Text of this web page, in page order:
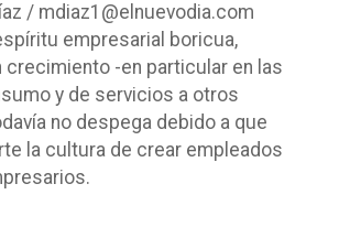
/ mdiaz1@elnuevodia.com
empresarial boricua,
crecimiento -en particular en las
y de servicios a otros
no despega debido a que
la cultura de crear empleados